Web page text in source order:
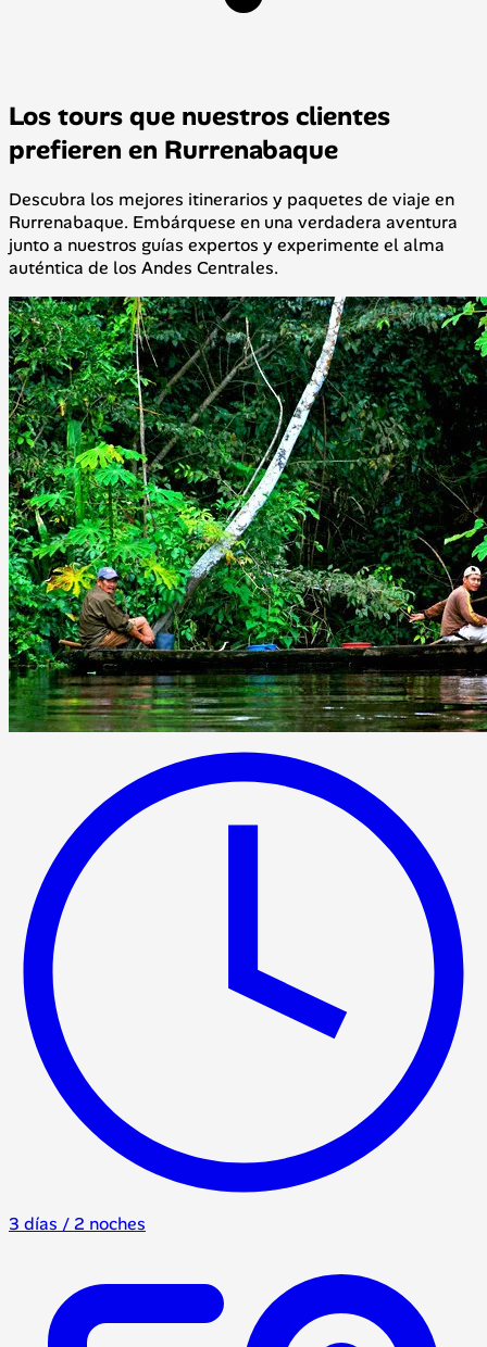
Los tours que nuestros clientes
prefieren en Rurrenabaque
Descubra los mejores itinerarios y paquetes de viaje en
Rurrenabaque. Embárquese en una verdadera aventura
junto a nuestros guías expertos y experimente el alma
auténtica de los Andes Centrales.
3 días / 2 noches